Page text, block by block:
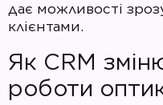
дає можливості
клієнтами.
Як CRM
роботи